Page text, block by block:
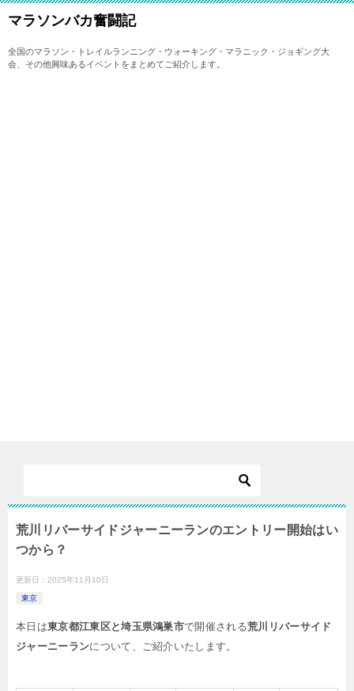
マラソンバカ奮闘記
全国のマラソン・トレイルランニング・ウォーキング・マラニック・ジョギング大
会、その他興味あるイベントをまとめてご紹介します。
荒川リバーサイドジャーニーランのエントリー開始はい
つから？
更新日： 2025年11月10日
東京
本日は東京都江東区と埼玉県鴻巣市で開催される荒川リバーサイド
ジャーニーランについて、ご紹介いたします。